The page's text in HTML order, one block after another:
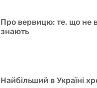
Про вервицю: те, що не
знають
Найбільший в Україні